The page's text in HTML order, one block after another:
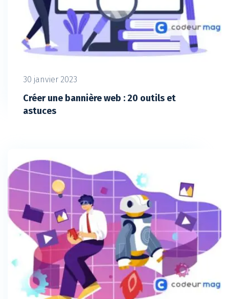
30 janvier 2023
Créer une bannière web : 20 outils et
astuces